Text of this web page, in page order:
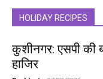
HOLIDAY RECIPES
कुशीनगर: एसपी की
हाजिर